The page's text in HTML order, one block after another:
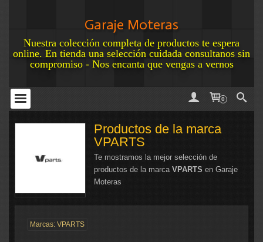
Garaje Moteras
Nuestra colección completa de productos te espera
online. En tienda una selección cuidada consultanos sin
compromiso - Nos encanta que vengas a vernos
0
Productos de la marca
VPARTS
Te mostramos la mejor selección de
productos de la marcaVPARTS en Garaje
Moteras
Marcas: VPARTS